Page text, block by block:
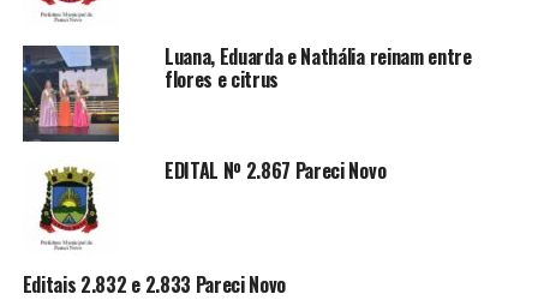
PREGÃO PRESENCIAL Nº 024/2022
A SEGUIR
Pregão Presencial nº 025/2022 Pareci Novo
NÃO PERCA
Pregão Eletrônico nº 016/2022 Pareci Novo
Luana, Eduarda e Nathália reinam entre
flores e citrus
EDITAL Nº 2.867 Pareci Novo
Editais 2.832 e 2.833 Pareci Novo